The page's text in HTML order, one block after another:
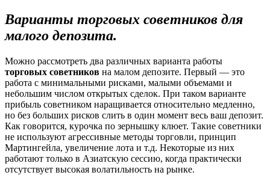
Варианты торговых советников для
малого депозита.
Можно рассмотреть два различных варианта работы
торговых советников на малом депозите. Первый — это
работа с минимальными рисками, малыми объемами и
небольшим числом открытых сделок. При таком варианте
прибыль советником наращивается относительно медленно,
но без больших рисков слить в один момент весь ваш депозит.
Как говорится, курочка по зернышку клюет. Такие советники
не используют агрессивные методы торговли, принцип
Мартингейла, увеличение лота и т.д. Некоторые из них
работают только в Азиатскую сессию, когда практически
отсутствует высокая волатильность на рынке.